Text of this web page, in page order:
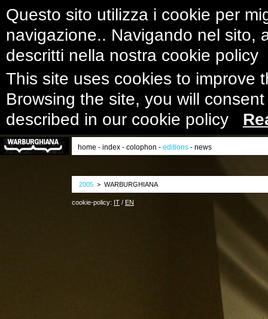
Questo sito utilizza i cookie per
navigazione.. Navigando nel sito,
descritti nella nostra cookie
This site uses cookies to improve
Browsing the site, you will
described in our cookie policy
home - index - colophon - editions - news
2005 > WARBURGHIANA
cookie-policy: IT / EN